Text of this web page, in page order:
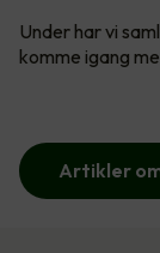
Under har vi
komme igang
Artikler